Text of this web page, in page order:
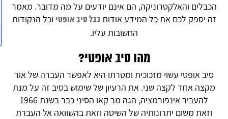
הכבלים והאלקטרוניקה, הם אינם יודעים על מה מדובר. מאמר
זה יספק לכם את כל המידע אודותכבל סיב אופטי וכל הנקודות
החשובות עליו.
מהו סיב אופטי?
סיב אופטי עשוי מזכוכית ומטרתו היא לאפשר העברה של אור
מקצה אחד לקצה שני. את הרעיון של שימוש בסיב זה על מנת
להעביר אינפורמציה, הגה מר קאו הסיני כבר בשנת 1966
וזאת משום יתרונותיה של השיטה וזאת בהשוואה אל העברת